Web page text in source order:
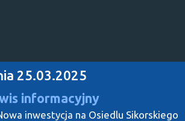
25.03.2025
informacyjny
inwestycja na Osiedlu Sikorskiego